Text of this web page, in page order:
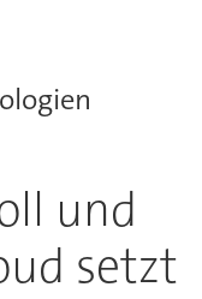
und
setzt